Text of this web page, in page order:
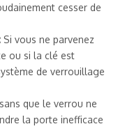
cesser de
Si vous ne parvenez
ou si la clé est
de verrouillage
que le verrou ne
la porte inefficace